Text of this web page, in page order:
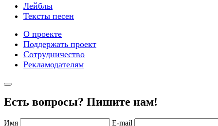
Лейблы
Тексты песен
О проекте
Поддержать проект
Сотрудничество
Рекламодателям
Есть вопросы? Пишите нам!
Имя E-mail